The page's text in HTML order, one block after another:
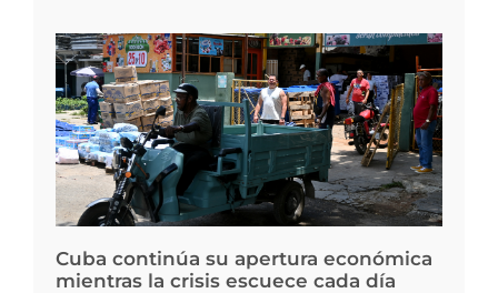
Cuba continúa su apertura económica
mientras la crisis escuece cada día